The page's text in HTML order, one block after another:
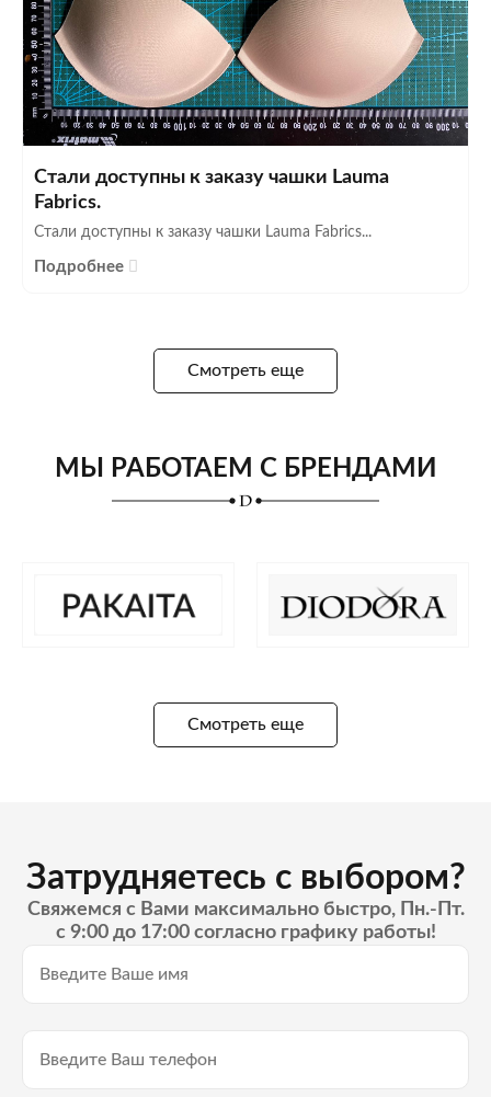
Стали доступны к заказу чашки Lauma
Fabrics.
Стали доступны к заказу чашки Lauma Fabrics...
Подробнее
Смотреть еще
МЫ РАБОТАЕМ С БРЕНДАМИ
Смотреть еще
Затрудняетесь с выбором?
Свяжемся с Вами максимально быстро, Пн.-Пт.
с 9:00 до 17:00 согласно графику работы!